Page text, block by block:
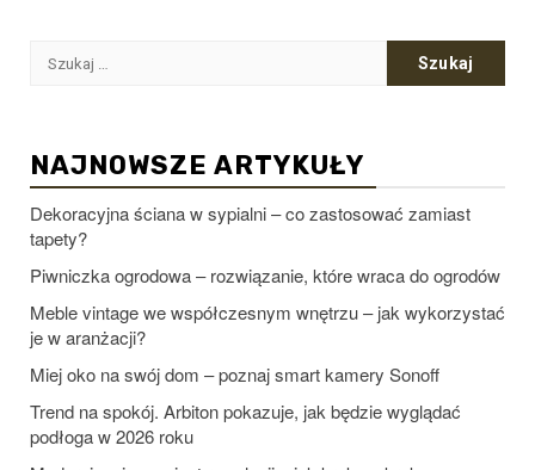
Szukaj:
NAJNOWSZE ARTYKUŁY
Dekoracyjna ściana w sypialni – co zastosować zamiast
tapety?
Piwniczka ogrodowa – rozwiązanie, które wraca do ogrodów
Meble vintage we współczesnym wnętrzu – jak wykorzystać
je w aranżacji?
Miej oko na swój dom – poznaj smart kamery Sonoff
Trend na spokój. Arbiton pokazuje, jak będzie wyglądać
podłoga w 2026 roku